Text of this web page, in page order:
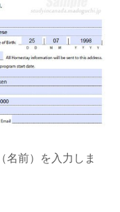
名前）を入力しま